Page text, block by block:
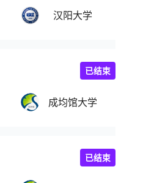
汉阳大学
成均馆大学
已结束
已结束